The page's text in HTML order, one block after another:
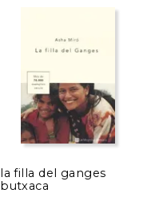
la filla del ganges
butxaca